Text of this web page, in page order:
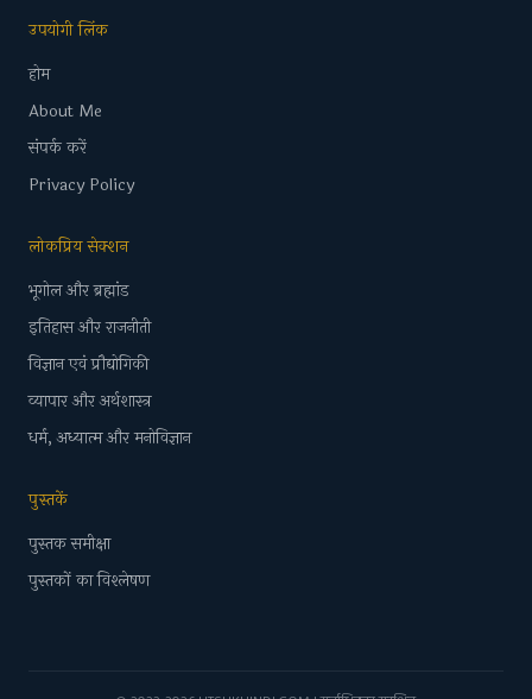
उपयोगी लिंक
होम
About Me
संपर्क करें
Privacy Policy
लोकप्रिय सेक्शन
भूगोल और ब्रह्मांड
इतिहास और राजनीती
विज्ञान एवं प्रौद्योगिकी
व्यापार और अर्थशास्त्र
धर्म, अध्यात्म और मनोविज्ञान
पुस्तकें
पुस्तक समीक्षा
पुस्तकों का विश्लेषण